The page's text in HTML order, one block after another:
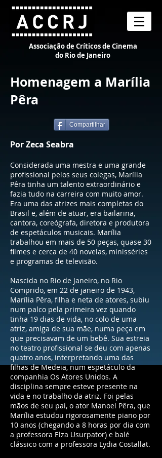
Associação de Críticos de Cinema
do Rio de Janeiro
Homenagem a Marília
Pêra
Compartilhar
Por Zeca Seabra
Considerada uma mestra e uma grande
profissional pelos seus colegas, Marília
Pêra tinha um talento extraordinário e
fazia tudo na carreira com muito amor.
Era uma das atrizes mais completas do
Brasil e, além de atuar, era bailarina,
cantora, coreógrafa, diretora e produtora
de espetáculos musicais. Marília
trabalhou em mais de 50 peças, quase 30
filmes e cerca de 40 novelas, minisséries
e programas de televisão.
Nascida no Rio de Janeiro, no Rio
Comprido, em 22 de janeiro de 1943,
Marília Pêra, filha e neta de atores, subiu
num palco pela primeira vez quando
tinha 19 dias de vida, no colo de uma
atriz, amiga de sua mãe, numa peça em
que precisavam de um bebê. Sua estreia
no teatro profissional se deu com apenas
quatro anos, interpretando uma das
filhas de Medeia, num espetáculo da
companhia Os Atores Unidos. A
disciplina sempre esteve presente na
vida e no trabalho da atriz. Foi pelas
mãos de seu pai, o ator Manoel Pêra, que
Marília estudou rigorosamente piano por
10 anos (chegando a 8 horas por dia com
a professora Elza Usurpator) e balé
clássico com a professora Lydia Costallat.